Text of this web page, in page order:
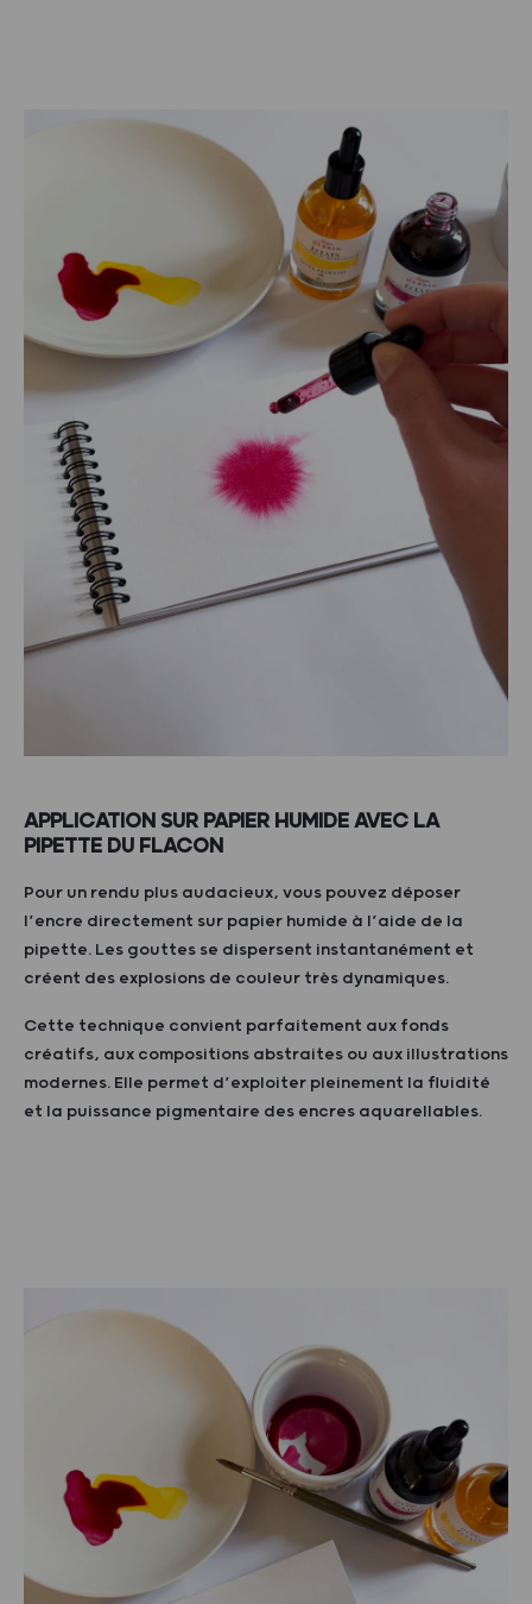
APPLICATION SUR PAPIER HUMIDE AVEC LA
PIPETTE DU FLACON
Pour un rendu plus audacieux, vous pouvez déposer
l’encre directement sur papier humide à l’aide de la
pipette. Les gouttes se dispersent instantanément et
créent des explosions de couleur très dynamiques.
Cette technique convient parfaitement aux fonds
créatifs, aux compositions abstraites ou aux illustrations
modernes. Elle permet d’exploiter pleinement la fluidité
et la puissance pigmentaire des encres aquarellables.